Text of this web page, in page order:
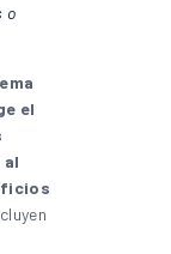
o
el
al